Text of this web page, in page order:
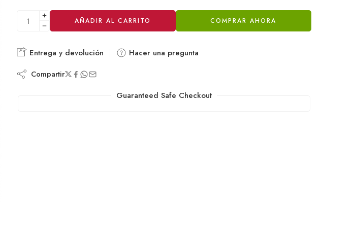
AÑADIR AL CARRITO COMPRAR AHORA
Alternative:
Entrega y devolución Hacer una pregunta
Compartir
Guaranteed Safe Checkout